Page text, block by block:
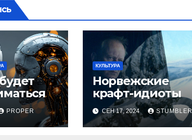
PROPER
КУЛЬТУРА
Норвежские
крафт-идиоты
СЕН 17, 2024 STUMBLER